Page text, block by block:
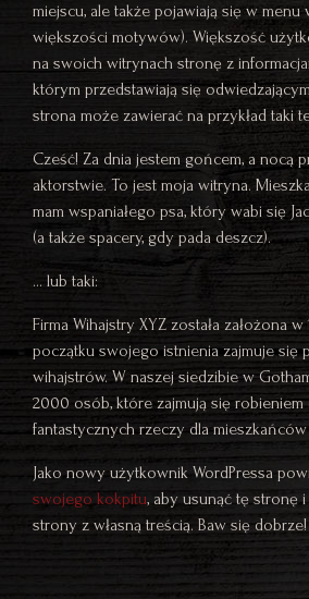
miejscu, ale także pojawiają się w menu
większości motywów). Większość
na swoich witrynach stronę z
którym przedstawiają się
strona może zawierać na przykład taki
Cześć! Za dnia jestem gońcem, a nocą
aktorstwie. To jest moja witryna.
mam wspaniałego psa, który wabi się
(a także spacery, gdy pada deszcz).
… lub taki:
Firma Wihajstry XYZ została założona
początku swojego istnienia zajmuje się
wihajstrów. W naszej siedzibie w
2000 osób, które zajmują się robieniem
fantastycznych rzeczy dla mieszkańców
Jako nowy użytkownik WordPressa
swojego kokpitu, aby usunąć tę stronę
strony z własną treścią. Baw się dobrze!